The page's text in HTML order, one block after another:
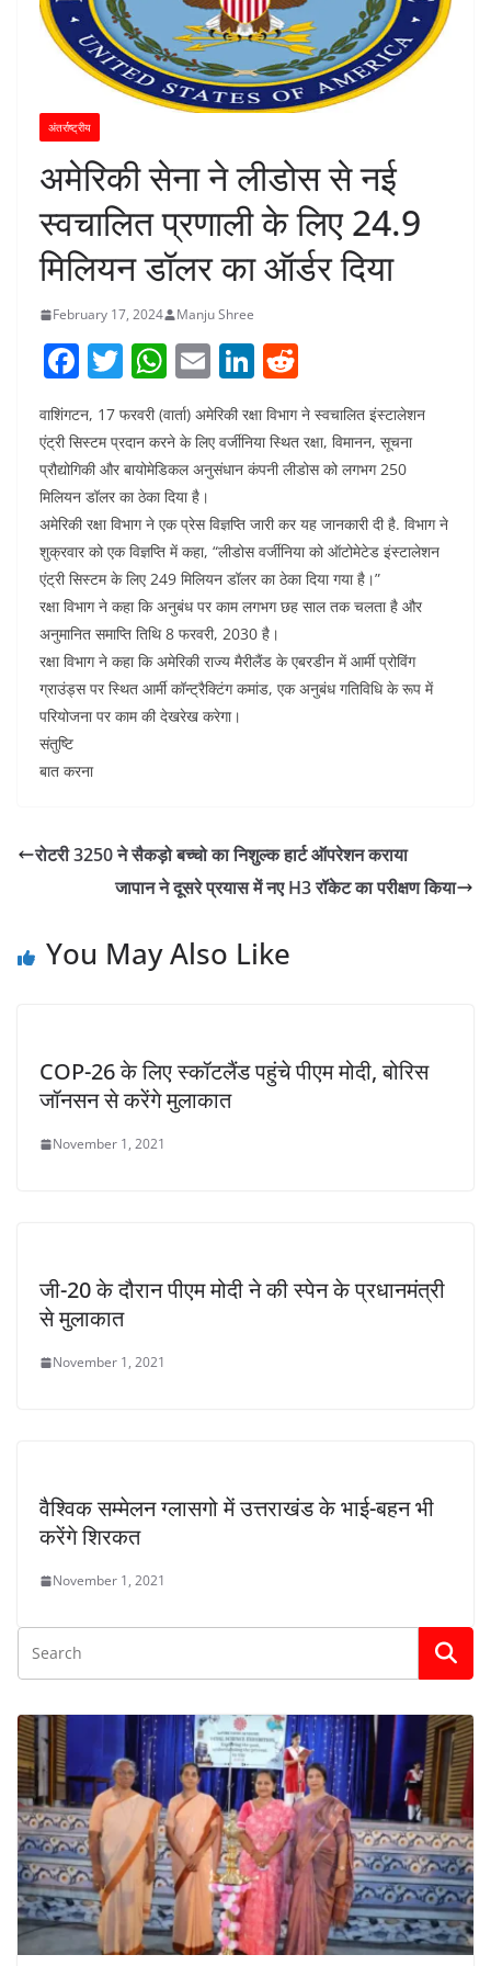
अंतर्राष्ट्रीय
अमेरिकी सेना ने लीडोस से नई
स्वचालित प्रणाली के लिए 24.9
मिलियन डॉलर का ऑर्डर दिया
February 17, 2024 Manju Shree
F
c
e
b
o
o
k
T
w
itt
er
W
h
at
s
A
p
p
E
m
ai
l
Li
n
k
e
n
e
d
di
वाशिंगटन, 17 फरवरी (वार्ता) अमेरिकी रक्षा विभाग ने स्वचालित इंस्टालेशन
एंट्री सिस्टम प्रदान करने के लिए वर्जीनिया स्थित रक्षा, विमानन, सूचना
प्रौद्योगिकी और बायोमेडिकल अनुसंधान कंपनी लीडोस को लगभग 250
मिलियन डॉलर का ठेका दिया है।
अमेरिकी रक्षा विभाग ने एक प्रेस विज्ञप्ति जारी कर यह जानकारी दी है. विभाग ने
शुक्रवार को एक विज्ञप्ति में कहा, “लीडोस वर्जीनिया को ऑटोमेटेड इंस्टालेशन
एंट्री सिस्टम के लिए 249 मिलियन डॉलर का ठेका दिया गया है।”
रक्षा विभाग ने कहा कि अनुबंध पर काम लगभग छह साल तक चलता है और
अनुमानित समाप्ति तिथि 8 फरवरी, 2030 है।
रक्षा विभाग ने कहा कि अमेरिकी राज्य मैरीलैंड के एबरडीन में आर्मी प्रोविंग
ग्राउंड्स पर स्थित आर्मी कॉन्ट्रैक्टिंग कमांड, एक अनुबंध गतिविधि के रूप में
परियोजना पर काम की देखरेख करेगा।
संतुष्टि
बात करना
रोटरी 3250 ने सैकड़ो बच्चो का निशुल्क हार्ट ऑपरेशन कराया
जापान ने दूसरे प्रयास में नए H3 रॉकेट का परीक्षण किया
You May Also Like
COP-26 के लिए स्कॉटलैंड पहुंचे पीएम मोदी, बोरिस
जॉनसन से करेंगे मुलाकात
November 1, 2021
जी-20 के दौरान पीएम मोदी ने की स्पेन के प्रधानमंत्री
से मुलाकात
November 1, 2021
वैश्विक सम्मेलन ग्लासगो में उत्तराखंड के भाई-बहन भी
करेंगे शिरकत
November 1, 2021